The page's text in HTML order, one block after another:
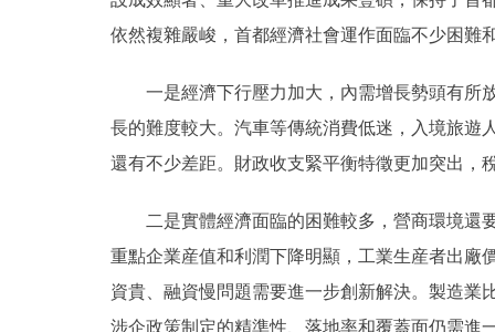
依然複雜嚴峻，首都經濟社會運作面臨不少困難
一是經濟下行壓力加大，內需增長勢頭有所放
長的難度較大。汽車等傳統消費低迷，入境旅遊
還有不少差距。財政收支緊平衡特徵更加突出，
二是實體經濟面臨的困難較多，營商環境還要
重點企業産值和利潤下降明顯，工業生産者出廠
資貴、融資慢問題需要進一步創新解決。製造業
涉企政策制定的精準性、落地率和覆蓋面仍需進